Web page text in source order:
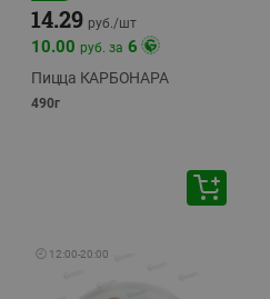
14.29 руб./шт
10.00 руб. за 6
Пицца КАРБОНАРА
490г
🕘 12:00-20:00